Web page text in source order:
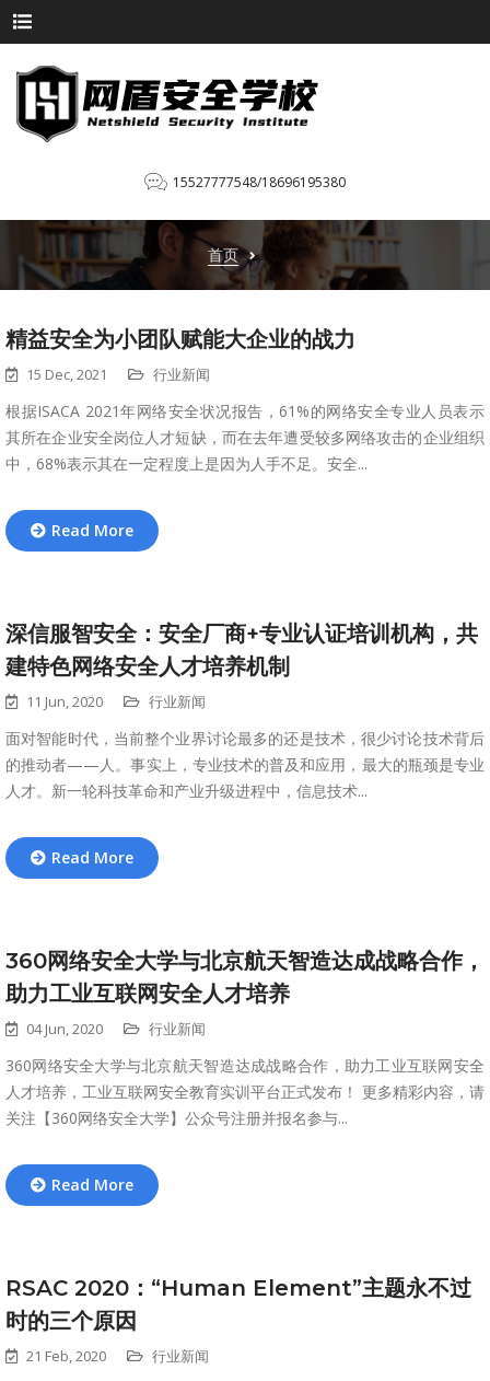
15527777548/18696195380
首页
精益安全为小团队赋能大企业的战力
15 Dec, 2021 行业新闻
根据ISACA 2021年网络安全状况报告，61%的网络安全专业人员表示
其所在企业安全岗位人才短缺，而在去年遭受较多网络攻击的企业组织
中，68%表示其在一定程度上是因为人手不足。安全...
Read More
深信服智安全：安全厂商+专业认证培训机构，共
建特色网络安全人才培养机制
11 Jun, 2020 行业新闻
面对智能时代，当前整个业界讨论最多的还是技术，很少讨论技术背后
的推动者——人。事实上，专业技术的普及和应用，最大的瓶颈是专业
人才。新一轮科技革命和产业升级进程中，信息技术...
Read More
360网络安全大学与北京航天智造达成战略合作，
助力工业互联网安全人才培养
04 Jun, 2020 行业新闻
360网络安全大学与北京航天智造达成战略合作，助力工业互联网安全
人才培养，工业互联网安全教育实训平台正式发布！ 更多精彩内容，请
关注【360网络安全大学】公众号注册并报名参与...
Read More
RSAC 2020：“Human Element”主题永不过
时的三个原因
21 Feb, 2020 行业新闻